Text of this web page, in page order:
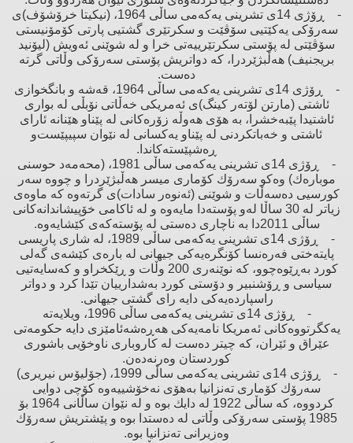
- ڕۆژی 14ی تشرینی یەكەمی ساڵی 1964، (نیكیتا خرۆشۆف)ی
سەرۆكی یەكێتیی سۆڤێت ‌و سكرتێری گشتیی پارتی كۆمۆنیستی
سۆڤێتی لە پۆستی سكرتێرییەتی خرا ‌و لە شوێنی ئەویش (لیۆنید
بریجنیف) هەڵبژێردرا، كە دواتریش پۆستی سەرۆكی وڵاتی گرتە
دەست.
- ڕۆژی 14ی تشرینی یەكەمی ساڵی 1964، قەشە ‌و بانگخوازی
ئاشتی (مارتن لۆتەر كینگ)ی ئەمریكی خەڵاتی نۆبڵی لە بواری
ئاشتیدا پێبەخشرا، بە هۆی هەوڵە زۆرەكانی لە پێناو هێنانە ئارای
ئاشتی ‌و خەباتكردنی لە پێناو یەكسانی لە نێوان سپیپێست‌و
ڕەشپێستەكاندا.
- ڕۆژی 14ی تشرینی یەكەمی ساڵی 1981، (محەمەد حوسنی
موبارەك) وەكو سەرۆك كۆماری میسر هەڵبژێردرا ‌و چووە سەر
كورسیی دەسەڵات ‌و شوێنی (ئەنوەر سادات)ی گرتەوە كە ماوەی
زیاتر لە 30 ساڵا لەو پۆستەدا مایەوە ‌و لە ئاكامی خۆپیشاندانەكانی
ساڵی 2011دا بە ناچاری دەستی لە پۆستەكەی كێشایەوە.
- ڕۆژی 14ی تشرینی یەكەمی ساڵی 1989، لە شاری پاریسی
پایتەختی فەرەنسا كۆنگرەیەكی جیهانی لە بارەی كێشەی گەلی
كورد بەڕێوەچوو، كە نوێنەری 200 وڵات ‌و ڕێكخراو و كەسایەتیی
سیاسی ‌و ڕۆشنبیر ‌و دۆستی كورد بەشدارییان تێدا كرد و دواتر
راسپاردەیەكی دایە رای گشتی جیهانی.
- ڕۆژی 14ی تشرینی یەكەمی ساڵی 1996، ویلایەتە
یەكگرتووەكانی ئەمریكا نامەیەكی هەڕەشەئامێزی دایە حكومەتی
عێراق ‌و ئێران، كە چیتر دەست لە كاروباری ناوخۆیی باشوری
كوردستان وەرنەدەن.
- ڕۆژی 14ی تشرینی یەكەمی ساڵی 1999، (جۆلیۆس نیریری)
سەرۆك كۆماری تەنزانیا بەهۆی نەخۆشییەوە كۆچی دوایی
كردووە، كە ساڵی 1922 لە دایك بوە ‌و لە نێوان ساڵانی 1964 بۆ
1985 پۆستی سەرۆكی وڵاتی لە دەستدا بوە ‌و پێشتریش سەرۆك
وەزیرانی تەنزانیا بوە.